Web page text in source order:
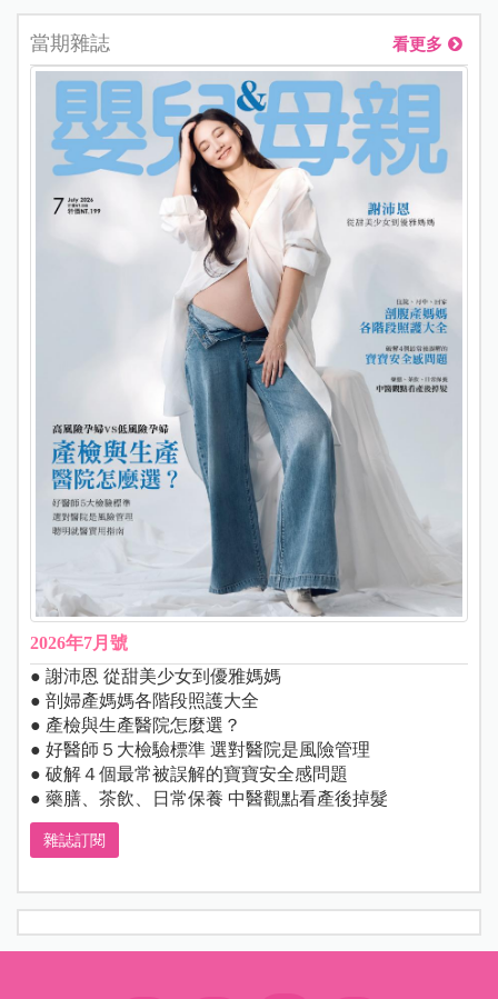
當期雜誌 看更多
2026年7月號
● 謝沛恩 從甜美少女到優雅媽媽
● 剖婦產媽媽各階段照護大全
● 產檢與生產醫院怎麼選？
● 好醫師５大檢驗標準 選對醫院是風險管理
● 破解４個最常被誤解的寶寶安全感問題
● 藥膳、茶飲、日常保養 中醫觀點看產後掉髮
雜誌訂閱